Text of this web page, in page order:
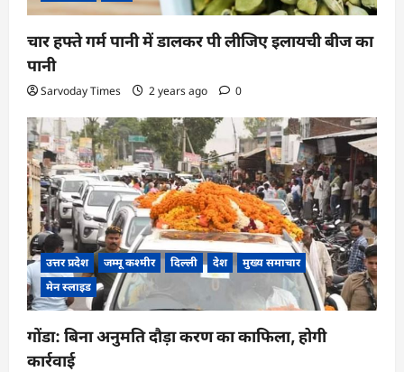
चार हफ्ते गर्म पानी में डालकर पी लीजिए इलायची बीज का
पानी
Sarvoday Times 2 years ago 0
उत्तर प्रदेश जम्मू कश्मीर दिल्ली देश
मुख्य समाचार
मेन स्लाइड
गोंडा: बिना अनुमति दौड़ा करण का काफिला, होगी
कार्रवाई